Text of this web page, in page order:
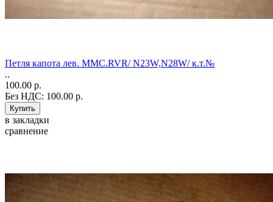
Петля капота лев. MMC.RVR/ N23W,N28W/ к.т.№
..
100.00 р.
Без НДС: 100.00 р.
в закладки
сравнение